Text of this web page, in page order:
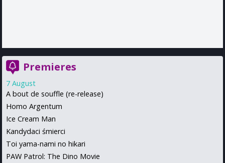
Premieres
7 August
A bout de souffle (re-release)
Homo Argentum
Ice Cream Man
Kandydaci śmierci
Toi yama-nami no hikari
PAW Patrol: The Dino Movie